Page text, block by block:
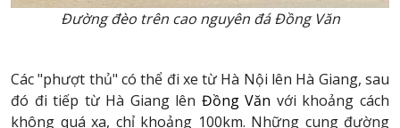
Đường đèo trên cao nguyên đá Đồng Văn
Các "phượt thủ" có thể đi xe từ Hà Nội lên Hà Giang, sau
đó đi tiếp từ Hà Giang lên Đồng Văn với khoảng cách
không quá xa, chỉ khoảng 100km. Những cung đường